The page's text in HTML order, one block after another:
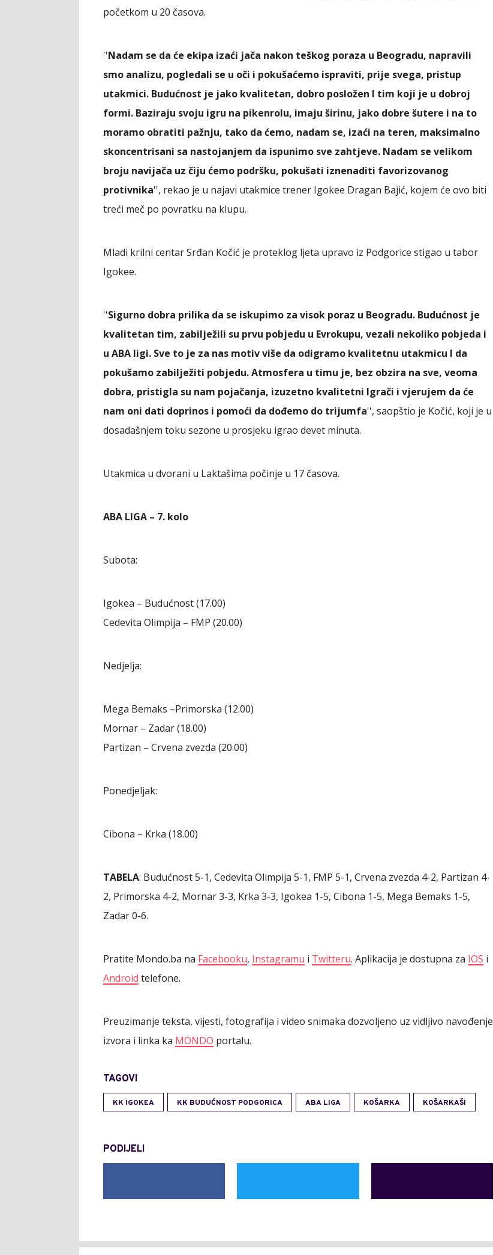
početkom u 20 časova.
''Nadam se da će ekipa izaći jača nakon teškog poraza u Beogradu, napravili
smo analizu, pogledali se u oči i pokušaćemo ispraviti, prije svega, pristup
utakmici. Budućnost je jako kvalitetan, dobro posložen I tim koji je u dobroj
formi. Baziraju svoju igru na pikenrolu, imaju širinu, jako dobre šutere i na to
moramo obratiti pažnju, tako da ćemo, nadam se, izaći na teren, maksimalno
skoncentrisani sa nastojanjem da ispunimo sve zahtjeve. Nadam se velikom
broju navijača uz čiju ćemo podršku, pokušati iznenaditi favorizovanog
protivnika'', rekao je u najavi utakmice trener Igokee Dragan Bajić, kojem će ovo biti
treći meč po povratku na klupu.
Mladi krilni centar Srđan Kočić je proteklog ljeta upravo iz Podgorice stigao u tabor
Igokee.
''Sigurno dobra prilika da se iskupimo za visok poraz u Beogradu. Budućnost je
kvalitetan tim, zabilježili su prvu pobjedu u Evrokupu, vezali nekoliko pobjeda i
u ABA ligi. Sve to je za nas motiv više da odigramo kvalitetnu utakmicu I da
pokušamo zabilježiti pobjedu. Atmosfera u timu je, bez obzira na sve, veoma
dobra, pristigla su nam pojačanja, izuzetno kvalitetni Igrači i vjerujem da će
nam oni dati doprinos i pomoći da dođemo do trijumfa'', saopštio je Kočić, koji je u
dosadašnjem toku sezone u prosjeku igrao devet minuta.
Utakmica u dvorani u Laktašima počinje u 17 časova.
ABA LIGA – 7. kolo
Subota:
Igokea – Budućnost (17.00)
Cedevita Olimpija – FMP (20.00)
Nedjelja:
Mega Bemaks –Primorska (12.00)
Mornar – Zadar (18.00)
Partizan – Crvena zvezda (20.00)
Ponedjeljak:
Cibona – Krka (18.00)
TABELA: Budućnost 5-1, Cedevita Olimpija 5-1‚ FMP 5-1, Crvena zvezda 4-2, Partizan 4-
2, Primorska 4-2, Mornar 3-3, Krka 3-3, Igokea 1-5, Cibona 1-5, Mega Bemaks 1-5,
Zadar 0-6.
Pratite Mondo.ba na Facebooku, Instagramu i Twitteru. Aplikacija je dostupna za IOS i
Android telefone.
Preuzimanje teksta, vijesti, fotografija i video snimaka dozvoljeno uz vidljivo navođenje
izvora i linka ka MONDO portalu.
TAGOVI
KK IGOKEA KK BUDUĆNOST PODGORICA ABA LIGA KOŠARKA KOŠARKAŠI
PODIJELI